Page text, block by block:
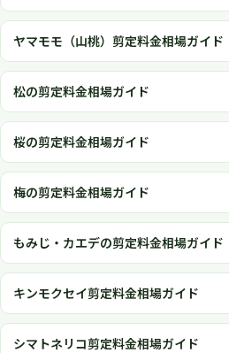
ヤマモモ（山桃）剪定料金相場ガイド
松の剪定料金相場ガイド
桜の剪定料金相場ガイド
梅の剪定料金相場ガイド
もみじ・カエデの剪定料金相場ガイド
キンモクセイ剪定料金相場ガイド
シマトネリコ剪定料金相場ガイド